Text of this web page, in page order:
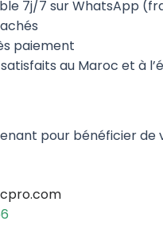
7j/7 sur WhatsApp
paiement
au Maroc et à
pour bénéficier de